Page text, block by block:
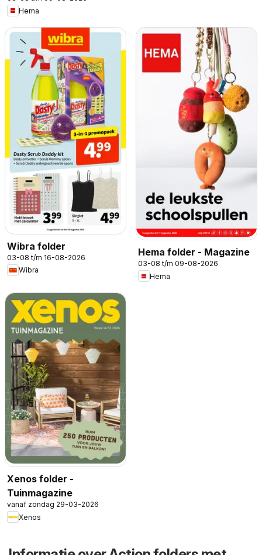
Hema
Wibra folder
03-08 t/m 16-08-2026
Wibra
Hema folder - Magazine
03-08 t/m 09-08-2026
Hema
Xenos folder -
Tuinmagazine
vanaf zondag 29-03-2026
Xenos